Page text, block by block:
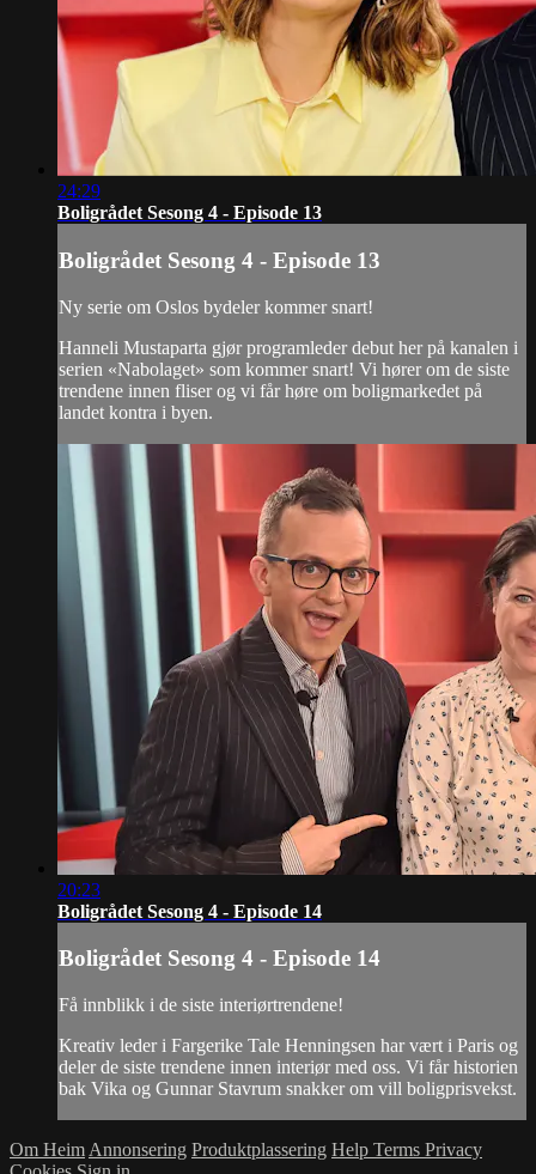
24:29
Boligrådet Sesong 4 - Episode 13
Boligrådet Sesong 4 - Episode 13
Ny serie om Oslos bydeler kommer snart!
Hanneli Mustaparta gjør programleder debut her på kanalen i
serien «Nabolaget» som kommer snart! Vi hører om de siste
trendene innen fliser og vi får høre om boligmarkedet på
landet kontra i byen.
20:23
Boligrådet Sesong 4 - Episode 14
Boligrådet Sesong 4 - Episode 14
Få innblikk i de siste interiørtrendene!
Kreativ leder i Fargerike Tale Henningsen har vært i Paris og
deler de siste trendene innen interiør med oss. Vi får historien
bak Vika og Gunnar Stavrum snakker om vill boligprisvekst.
Om Heim Annonsering Produktplassering Help Terms Privacy